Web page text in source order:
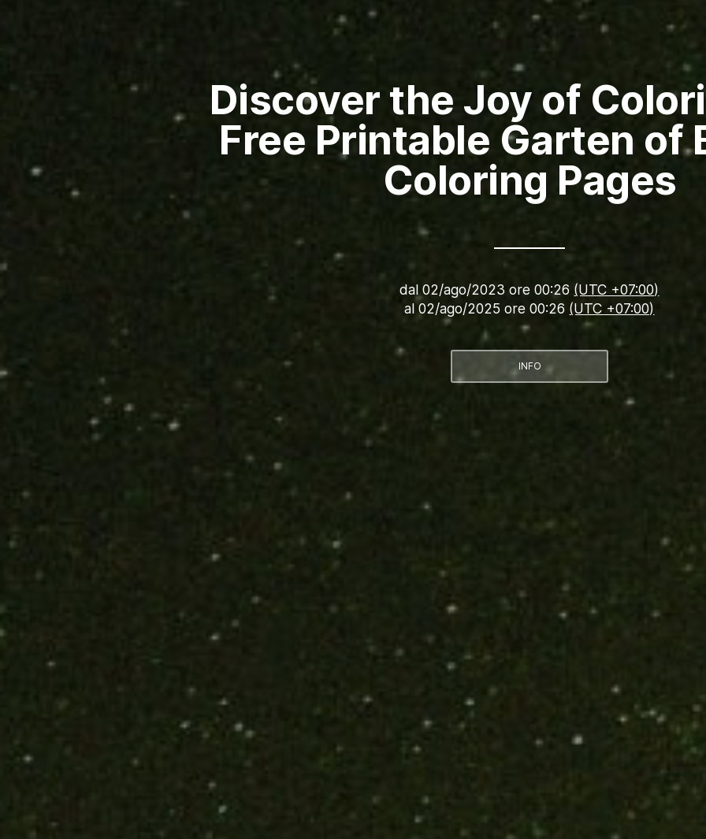
Discover the Joy of
Free Printable Garten of
Coloring Pages
dal 02/ago/2023 ore 00:26 (UTC +07:00)
al 02/ago/2025 ore 00:26 (UTC +07:00)
INFO